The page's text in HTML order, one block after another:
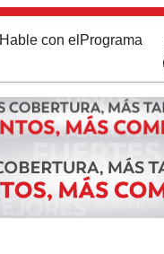
Hable con el Programa